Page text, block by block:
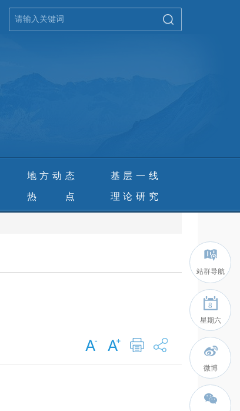
地方动态 基层一线
热 点 理论研究
站群导航
8
星期六
微博